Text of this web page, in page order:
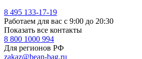
8 495 133-17-19
Работаем для вас с 9:00 до 20:30
Показать все контакты
8 800 1000 994
Для регионов РФ
zakaz@bean-bag.ru